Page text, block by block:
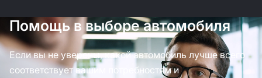
Помощь в выборе автомобиля
Если вы не уверены, какой автомобиль лучше всего
соответствует вашим потребностям и